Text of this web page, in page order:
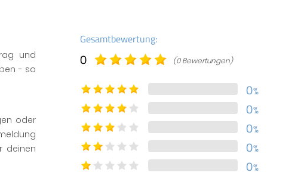
Gesamtbewertung:
0 (0 Bewertungen)
0%
0%
0%
0%
0%
und
- so
oder
deinen